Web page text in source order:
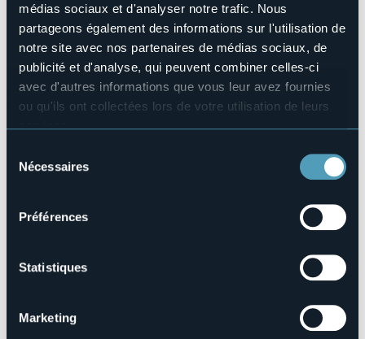
médias sociaux et d'analyser notre trafic. Nous
partageons également des informations sur l'utilisation de
notre site avec nos partenaires de médias sociaux, de
publicité et d'analyse, qui peuvent combiner celles-ci
avec d'autres informations que vous leur avez fournies
ou qu'ils ont collectées lors de votre utilisation de leurs
services.
manière de les gérer et de les supprimer,
cliquez ici
Nécessaires
Préférences
Statistiques
Marketing
Nombres de chambres
30
Nombres de lits
57
E-mail
info@hotelsantanna.it
Site Internet
Téléphone
103072-ALB-00008
Viale S. Anna, 65